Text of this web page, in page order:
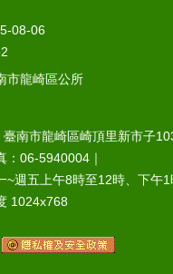
08-06
市龍崎區公所
南市龍崎區崎頂里新市子
：06-5940004｜
~週五上午8時至12時、下午
1024x768